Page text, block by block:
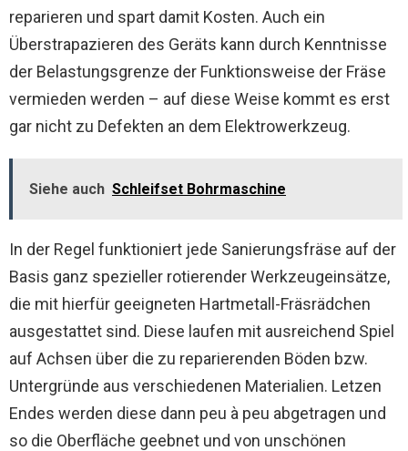
reparieren und spart damit Kosten. Auch ein
Überstrapazieren des Geräts kann durch Kenntnisse
der Belastungsgrenze der Funktionsweise der Fräse
vermieden werden – auf diese Weise kommt es erst
gar nicht zu Defekten an dem Elektrowerkzeug.
Siehe auch Schleifset Bohrmaschine
In der Regel funktioniert jede Sanierungsfräse auf der
Basis ganz spezieller rotierender Werkzeugeinsätze,
die mit hierfür geeigneten Hartmetall-Fräsrädchen
ausgestattet sind. Diese laufen mit ausreichend Spiel
auf Achsen über die zu reparierenden Böden bzw.
Untergründe aus verschiedenen Materialien. Letzen
Endes werden diese dann peu à peu abgetragen und
so die Oberfläche geebnet und von unschönen